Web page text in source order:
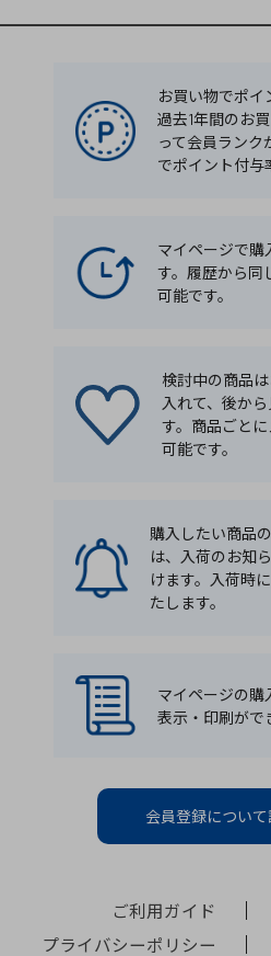
お買い物でポイ
過去1年間のお
って会員ランク
でポイント付与
マイページで購
す。履歴から同
可能です。
検討中の商品
入れて、後か
す。商品ごと
可能です。
購入したい商品
は、入荷のお知
けます。入荷時
たします。
マイページの購
表示・印刷がで
会員登録につい
ご利用ガイド
プライバシーポリシー